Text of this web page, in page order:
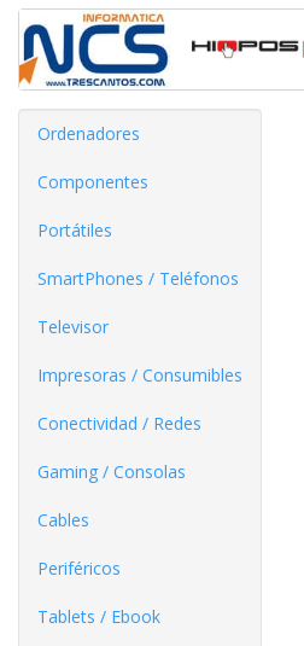
Ordenadores
Componentes
Portátiles
SmartPhones / Teléfonos
Televisor
Impresoras / Consumibles
Conectividad / Redes
Gaming / Consolas
Cables
Periféricos
Tablets / Ebook